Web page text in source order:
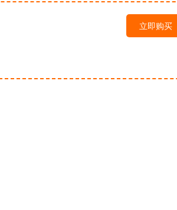
立即购买